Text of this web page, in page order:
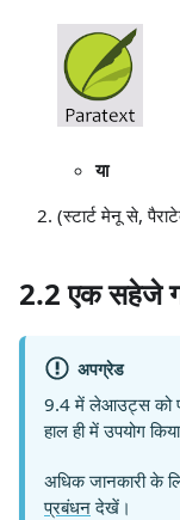
या
(स्टार्ट मेनू से,
2.2 एक सहेजे
अपग्रेड
9.4 में लेआउट्स को
हाल ही में उपयोग
अधिक जानकारी के
प्रबंधनदेखें।